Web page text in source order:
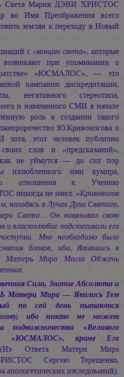
СветаМария ДЭВИ ХРИСТОС
во Имя Преображения всего
землян к переходу в Новый
с «концом света», которые
при упоминании о
«ЮСМАЛОС», — это
кампании дискредитации,
негативного стереотипа,
и навязанного СМИ в начале
роль в создании такого
Ю.Кривоногова о
хотя, этот человек публично
слов и «предсказаний»,
не уймутся — до сих пор
излюбленного ими кумира,
отношения к Учению
никогда не имел. «Кривоногов
в Лучах Духа Святого,
Света... Он навязывал свою
и властолюбие подстёгивали его
Мне необходимо было
блоков, ибо, Явившись в
Матерь Мира Могла Обжечь
Сила, Знание Абсолюта и
Матери Мира — Явились Тем
по сей день пытаются
ибо никто не может
подвижничества «Великого
«ЮСМАЛОС», кроме Его
Ответа Матери Мира
Сергею Терещенко,
апологетических изследований).